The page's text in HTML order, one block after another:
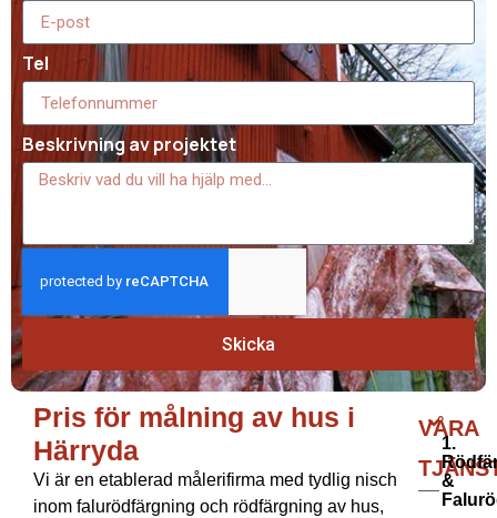
Tel
Beskrivning av projektet
Skicka
Pris för målning av hus i Härryda
Pris för målning av hus i
Härryda
Vi är en etablerad målerifirma med tydlig nisch
inom falurödfärgning och rödfärgning av hus,
VÅRA
1.
&